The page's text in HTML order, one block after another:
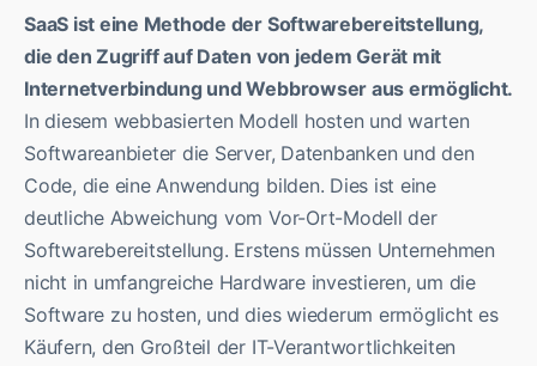
SaaS ist eine Methode der Softwarebereitstellung,
die den Zugriff auf Daten von jedem Gerät mit
Internetverbindung und Webbrowser aus ermöglicht.
In diesem webbasierten Modell hosten und warten
Softwareanbieter die Server, Datenbanken und den
Code, die eine Anwendung bilden. Dies ist eine
deutliche Abweichung vom Vor-Ort-Modell der
Softwarebereitstellung. Erstens müssen Unternehmen
nicht in umfangreiche Hardware investieren, um die
Software zu hosten, und dies wiederum ermöglicht es
Käufern, den Großteil der IT-Verantwortlichkeiten